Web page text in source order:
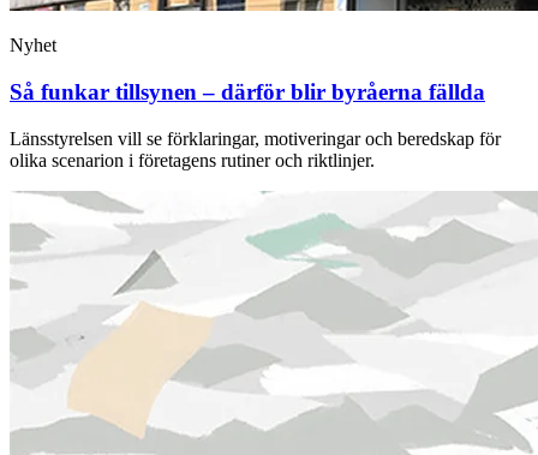
Nyhet
Så funkar tillsynen – därför blir byråerna fällda
Länsstyrelsen vill se ­förklaringar, motiveringar och beredskap för
olika ­scenarion i företagens rutiner och riktlinjer.